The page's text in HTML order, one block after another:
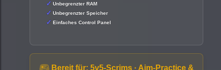
Unbegrenzter RAM
Unbegrenzter Speicher
Einfaches Control Panel
Bereit für: 5v5-Scrims · Aim-Practice &